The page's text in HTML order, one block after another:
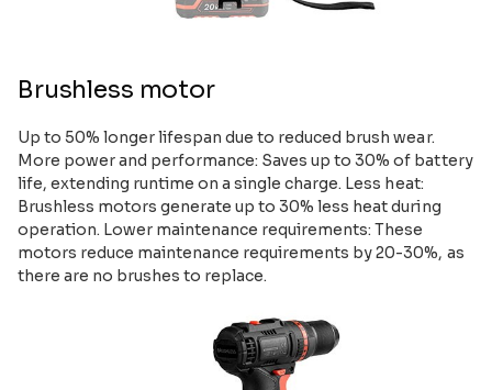
Brushless motor
Up to 50% longer lifespan due to reduced brush wear.
More power and performance: Saves up to 30% of battery
life, extending runtime on a single charge. Less heat:
Brushless motors generate up to 30% less heat during
operation. Lower maintenance requirements: These
motors reduce maintenance requirements by 20-30%, as
there are no brushes to replace.